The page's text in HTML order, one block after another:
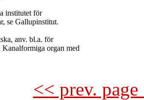
institutet för
se Gallupinstitut.
anv. bl.a. för
organ med
<< prev.